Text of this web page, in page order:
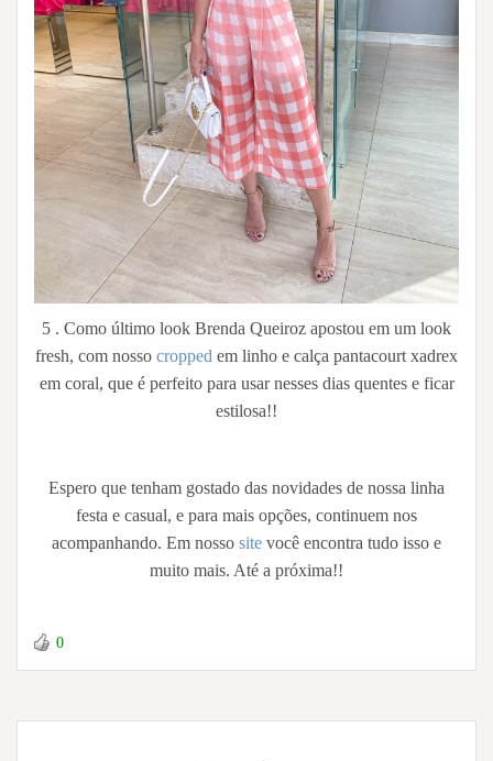
5 . Como último look Brenda Queiroz apostou em um look
fresh, com nosso cropped em linho e calça pantacourt xadrex
em coral, que é perfeito para usar nesses dias quentes e ficar
estilosa!!
Espero que tenham gostado das novidades de nossa linha
festa e casual, e para mais opções, continuem nos
acompanhando. Em nosso site você encontra tudo isso e
muito mais. Até a próxima!!
0